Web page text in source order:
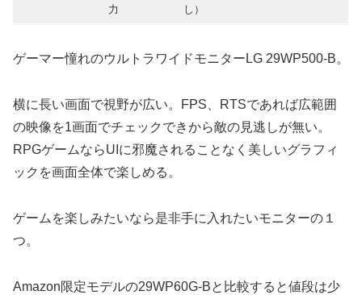
力
し）
ゲーマー憧れのウルトラワイドモニターLG 29WP500-B。
横に長い画面で視野が広い。FPS、RTSであれば広範囲
の映像を1画面でチェックできから敵の見逃しが無い。
RPGゲームならUIに邪魔されることなく美しいグラフィ
ックを画面全体で楽しめる。
ゲームを楽しみたいなら是非手に入れたいモニターの１
つ。
Amazon限定モデルの29WP60G-Bと比較すると値段は少